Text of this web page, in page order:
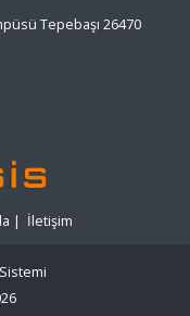
Tepebaşı 26470
| İletişim